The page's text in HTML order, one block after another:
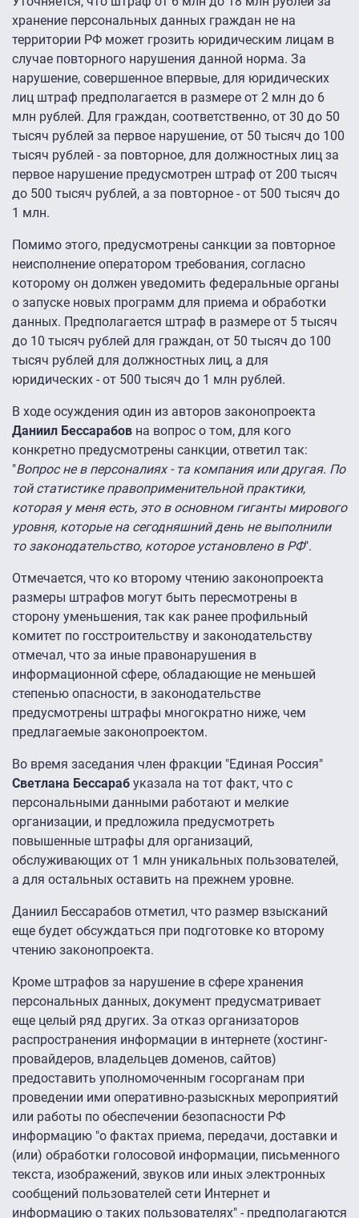
хранение персональных данных граждан не на
территории РФ может грозить юридическим лицам в
случае повторного нарушения данной норма. За
нарушение, совершенное впервые, для юридических
лиц штраф предполагается в размере от 2 млн до 6
млн рублей. Для граждан, соответственно, от 30 до 50
тысяч рублей за первое нарушение, от 50 тысяч до 100
тысяч рублей - за повторное, для должностных лиц за
первое нарушение предусмотрен штраф от 200 тысяч
до 500 тысяч рублей, а за повторное - от 500 тысяч до
1 млн.
Помимо этого, предусмотрены санкции за повторное
неисполнение оператором требования, согласно
которому он должен уведомить федеральные органы
о запуске новых программ для приема и обработки
данных. Предполагается штраф в размере от 5 тысяч
до 10 тысяч рублей для граждан, от 50 тысяч до 100
тысяч рублей для должностных лиц, а для
юридических - от 500 тысяч до 1 млн рублей.
В ходе осуждения один из авторов законопроекта
Даниил Бессарабов на вопрос о том, для кого
конкретно предусмотрены санкции, ответил так:
"Вопрос не в персоналиях - та компания или другая. По
той статистике правоприменительной практики,
которая у меня есть, это в основном гиганты мирового
уровня, которые на сегодняшний день не выполнили
то законодательство, которое установлено в РФ".
Отмечается, что ко второму чтению законопроекта
размеры штрафов могут быть пересмотрены в
сторону уменьшения, так как ранее профильный
комитет по госстроительству и законодательству
отмечал, что за иные правонарушения в
информационной сфере, обладающие не меньшей
степенью опасности, в законодательстве
предусмотрены штрафы многократно ниже, чем
предлагаемые законопроектом.
Во время заседания член фракции "Единая Россия"
Светлана Бессараб указала на тот факт, что с
персональными данными работают и мелкие
организации, и предложила предусмотреть
повышенные штрафы для организаций,
обслуживающих от 1 млн уникальных пользователей,
а для остальных оставить на прежнем уровне.
Даниил Бессарабов отметил, что размер взысканий
еще будет обсуждаться при подготовке ко второму
чтению законопроекта.
Кроме штрафов за нарушение в сфере хранения
персональных данных, документ предусматривает
еще целый ряд других. За отказ организаторов
распространения информации в интернете (хостинг-
провайдеров, владельцев доменов, сайтов)
предоставить уполномоченным госорганам при
проведении ими оперативно-разыскных мероприятий
или работы по обеспечении безопасности РФ
информацию "о фактах приема, передачи, доставки и
(или) обработки голосовой информации, письменного
текста, изображений, звуков или иных электронных
сообщений пользователей сети Интернет и
информацию о таких пользователях" - предполагаются